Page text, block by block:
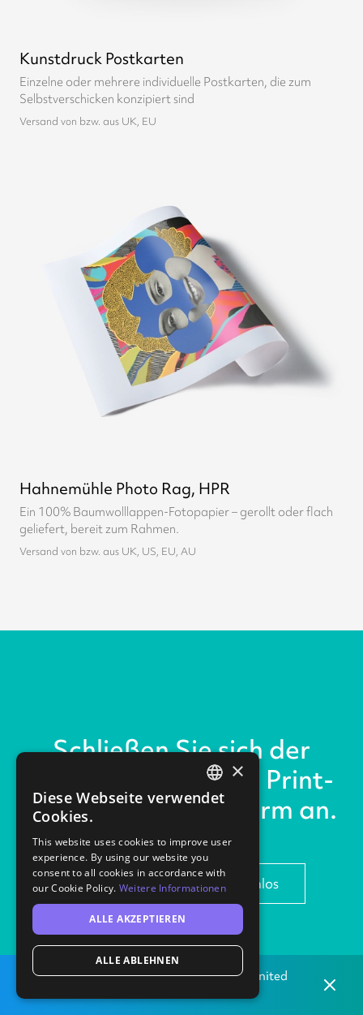
Lokal druckenvon unserem Druckereien in
United
States.
Kunstdruck Postkarten
Einzelne oder mehrere individuelle Postkarten, die zum
Selbstverschicken konzipiert sind
Versand von bzw. aus UK, EU
Hahnemühle Photo Rag, HPR
Ein 100% Baumwolllappen-Fotopapier – gerollt oder flach
geliefert, bereit zum Rahmen.
Versand von bzw. aus UK, US, EU, AU
Schließen Sie sich der
weltweit führenden Print-
on-Demand Plattform an.
Registrieren Sie sich kostenlos
ENGLISH
×
Diese Webseite verwendet
Cookies.
This website uses cookies to improve user
experience. By using our website you
consent to all cookies in accordance with
our Cookie Policy. Weitere Informationen
ALLE AKZEPTIEREN
ALLE ABLEHNEN